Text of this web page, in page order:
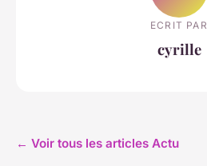
ECRIT PAR
cyrille
← Voir tous les articles Actu